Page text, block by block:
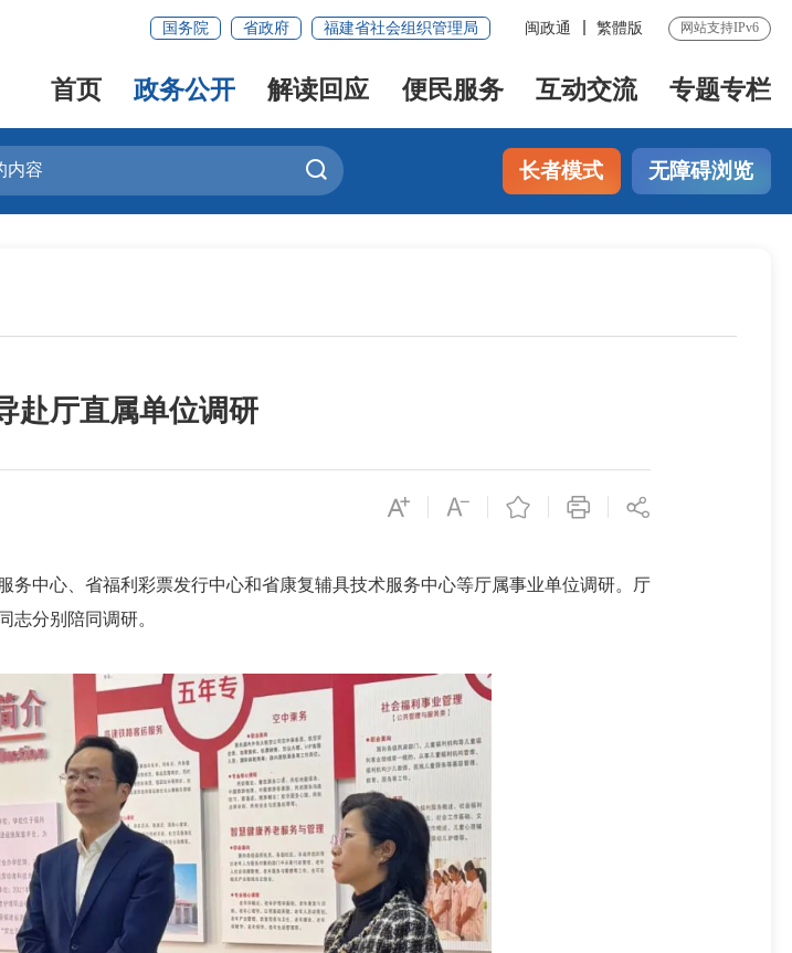
国务院 省政府 福建省社会组织管理局 闽政通 繁體版 网站支持IPv6
首页 政务公开 解读回应 便民服务 互动交流 专题专栏
长者模式 无障碍浏览
赴厅直属单位调研
中心、省福利彩票发行中心和省康复辅具技术服务中心等厅属事业单位调研。厅
志分别陪同调研。